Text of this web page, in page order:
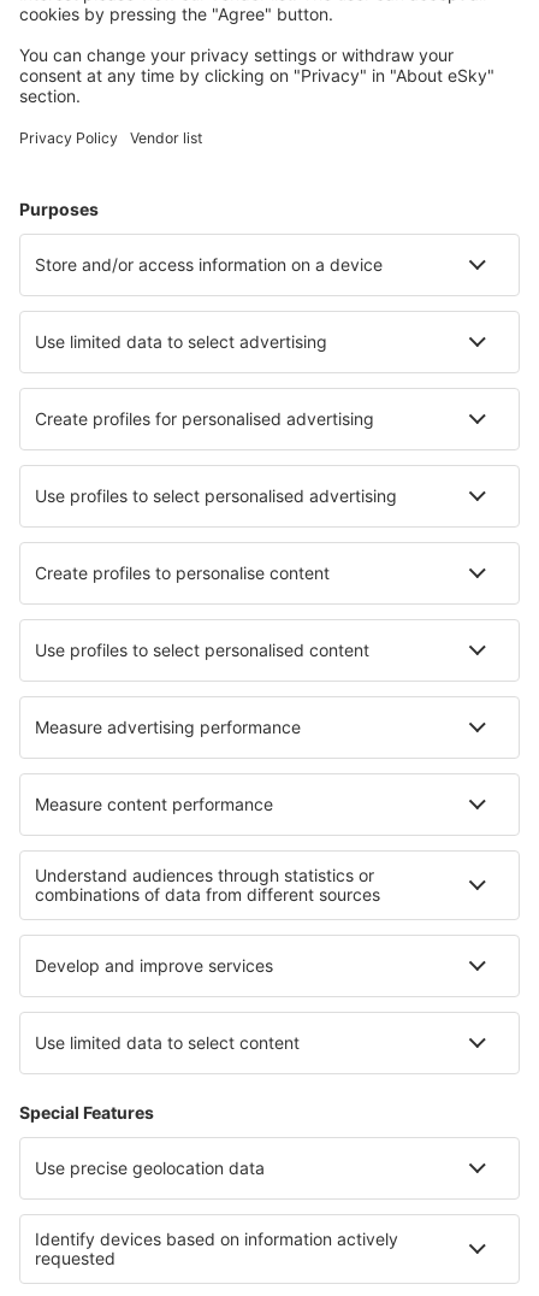
Alege din peste 1,3 mil. de opţiuni: hoteluri, cabane,
Cele mai căutate cazări de către utilizatorii eSky
Cazare în Barcelona
Cazare în Malaga Cazare în Mijas Cazare în Madrid
Cazare în Cullera Cazare în El Medano
Cazare în Tossa de Mar Cazare în Benitachell
Cele mai bune locuri de cazare - orașe
Cazare în Sevenoaks Cazare în Randfontein
Cazare în Rosay sue Lieure Cazare în Deeside
Cazare în Massa Martana Cazare în Berching
Cazare în San Sebastian Cazare în Sukosan
Cele mai bune locuri de cazare - regiuni
Cazare în Spania Cazare in Costa Tropical
Cazare în Costa Verde Cazare in Ibiza
Cazare in Castilia-La Mancha Cazare in Vlahia moravă
Cazare in Austria Superioar
Cazare in Parcul Național Augrabies Falls